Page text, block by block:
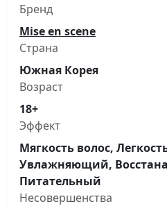
Бренд
Mise en scene
Страна
Южная Корея
Возраст
18+
Эффект
Мягкость волос,
Увлажняющий,
Питательный
Несовершенства